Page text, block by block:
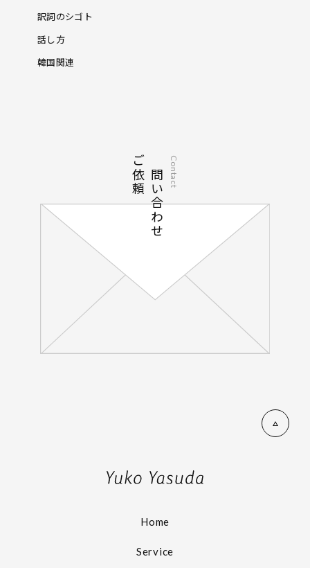
訳詞のシゴト
話し方
韓国関連
お問い合わせ
ご依頼 Contact
Home
Service